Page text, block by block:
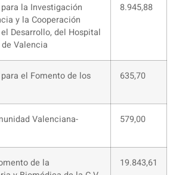
la Investigación
y la Cooperación
Desarrollo, del Hospital
Valencia
8.945,88
el Fomento de los
635,70
Valenciana-
579,00
de la
19.843,61